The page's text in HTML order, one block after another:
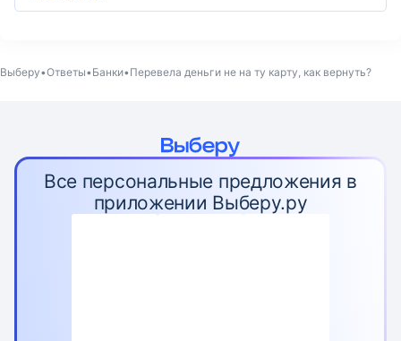
Выберу Ответы Банки Перевела деньги не на ту карту, как вернуть?
Все персональные предложения в
приложении Выберу.ру